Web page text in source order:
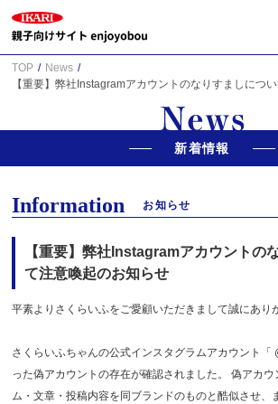
TOP
News
【重要】弊社Instagramアカウントのなりすましにつ
新着情報
Information お知らせ
【重要】弊社Instagramアカウントの
て注意喚起のお知らせ
平素よりさくらいふをご愛顧いただきまして誠にあり
さくらいふちゃんの公式インスタグラムアカウント「
った偽アカウントの存在が確認されました。 偽アカ
ム・文章・投稿内容を同ブランドのものと酷似させ、